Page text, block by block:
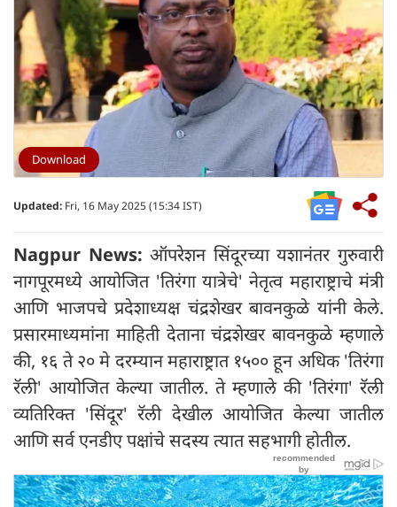
Download
Updated: Fri, 16 May 2025 (15:34 IST)
Nagpur News: ऑपरेशन सिंदूरच्या यशानंतर गुरुवारी
नागपूरमध्ये आयोजित 'तिरंगा यात्रेचे' नेतृत्व महाराष्ट्राचे मंत्री
आणि भाजपचे प्रदेशाध्यक्ष चंद्रशेखर बावनकुळे यांनी केले.
प्रसारमाध्यमांना माहिती देताना चंद्रशेखर बावनकुळे म्हणाले
की, १६ ते २० मे दरम्यान महाराष्ट्रात १५०० हून अधिक 'तिरंगा
रॅली' आयोजित केल्या जातील. ते म्हणाले की 'तिरंगा' रॅली
व्यतिरिक्त 'सिंदूर' रॅली देखील आयोजित केल्या जातील
आणि सर्व एनडीए पक्षांचे सदस्य त्यात सहभागी होतील.